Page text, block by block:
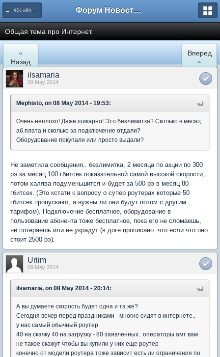
← ЖК «Комфортный КВАРТАЛ» Форум Новостройки
Общая тема про Интернет.
«
Назад
Вперед
»
ilsamaria
09 May 2014
Mephisto, on 08 May 2014 - 19:53:
Очень неплохо! Даже шикарно! Это безлимитка? Сколько в месяц
аб.плата и сколько за подключение отдали?
Оборудование покупали или просто выдали?
Не заметила сообщения.. безлимитка, 2 месяца по акции по 300
рэ за месяц 100 гбитсек показательной самой высокой скорости,
потом халява подуменьшится и будет за 500 рэ в месяц 80
гбитсек. (Это кстати к вопросу о супер роутерах которые 50
гбитсек пропускают, а нужны ли они будут потом с другим
тарифом). Подключение бесплатное, оборудование в
пользование абонента тоже бесплатное, пока его не сломаешь,
не потеряешь или не украдут (в доге прописано что если что оно
стоит 2500 рэ).
Uriim
09 May 2014
ilsamaria, on 08 May 2014 - 20:14:
А вы думаете скорость будет одна и та же?
Сегодня вечер перед праздниками - многие сидят в интернете..
у нас самый обычный роутер
40 на скачку 40 на загрузку - 80 заявленных.. операторы амт вам
не такое скажут чтобы вы купили у них еще роутер
конечно от модели роутера тоже зависит есть ли ограничения по